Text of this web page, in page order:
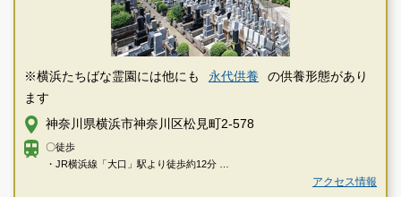
※横浜たちばな霊園には他にも 永代供養
の供養形態があり
ます
神奈川県横浜市神奈川区松見町2-578
〇徒歩
・JR横浜線「大口」駅より徒歩約12分
アクセス情報